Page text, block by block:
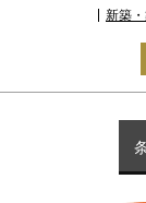
新築